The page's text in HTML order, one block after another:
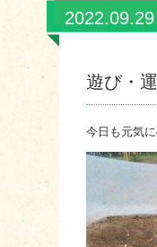
2022.09.29
遊び・
今日も元気